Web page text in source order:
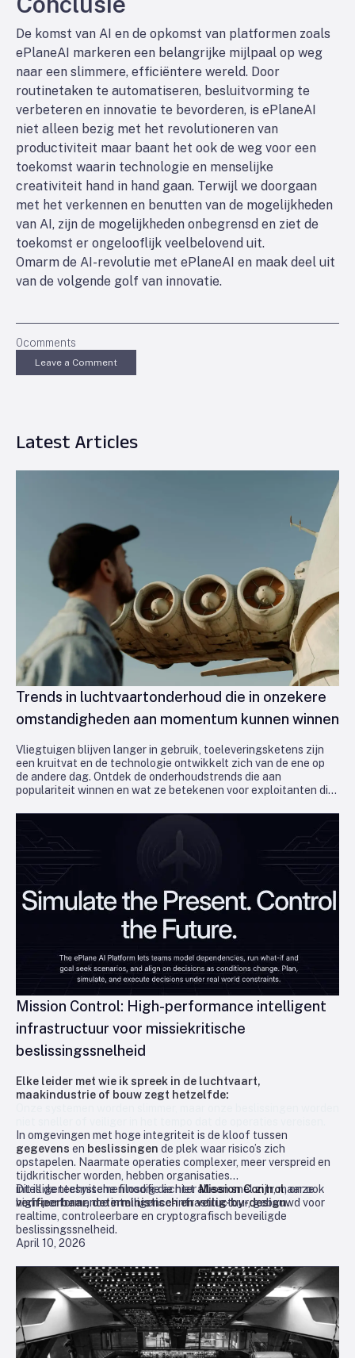
De komst van AI en de opkomst van platformen zoals
ePlaneAI markeren een belangrijke mijlpaal op weg
naar een slimmere, efficiëntere wereld. Door
routinetaken te automatiseren, besluitvorming te
verbeteren en innovatie te bevorderen, is ePlaneAI
niet alleen bezig met het revolutioneren van
productiviteit maar baant het ook de weg voor een
toekomst waarin technologie en menselijke
creativiteit hand in hand gaan. Terwijl we doorgaan
met het verkennen en benutten van de mogelijkheden
van AI, zijn de mogelijkheden onbegrensd en ziet de
toekomst er ongelooflijk veelbelovend uit.
Omarm de AI-revolutie met ePlaneAI en maak deel uit
van de volgende golf van innovatie.
0comments
Leave a Comment
Latest Articles
Trends in luchtvaartonderhoud die in onzekere
omstandigheden aan momentum kunnen winnen
Vliegtuigen blijven langer in gebruik, toeleveringsketens zijn
een kruitvat en de technologie ontwikkelt zich van de ene op
de andere dag. Ontdek de onderhoudstrends die aan
populariteit winnen en wat ze betekenen voor exploitanten die
April 10, 2026
Mission Control: High-performance intelligent
infrastructuur voor missiekritische
beslissingssnelheid
Elke leider met wie ik spreek in de luchtvaart,
maakindustrie of bouw zegt hetzelfde:
In omgevingen met hoge integriteit is de kloof tussen
gegevens en beslissingen de plek waar risico’s zich
opstapelen. Naarmate operaties complexer, meer verspreid en
tijdkritischer worden, hebben organisaties
intelligentesystemen nodig die niet alleen snel zijn, maar ook
verifieerbaar, deterministisch en veilig-by-design.
Dit is de technische filosofie achterMission Control, onze
high‑performance intelligence‑infrastructuur, gebouwd voor
realtime, controleerbare en cryptografisch beveiligde
beslissingssnelheid.